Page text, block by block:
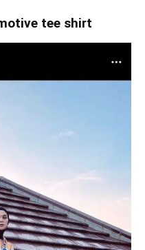
tee shirt